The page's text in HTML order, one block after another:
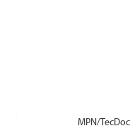
MPN/